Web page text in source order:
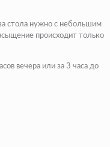
стола нужно с небольшим
происходит только
вечера или за 3 часа до